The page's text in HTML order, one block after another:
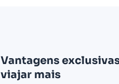
Vantagens
viajar mais